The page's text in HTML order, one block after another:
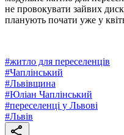
не провокувати зайвих
планують почати уже у
#житло для переселенців
#Чаплінський
#Львівщина
#Юліан Чаплінський
#переселенці у Львові
#Львів